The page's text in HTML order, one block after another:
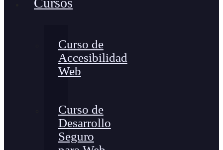
Curso de
Accesibilidad
Web
Curso de
Desarrollo
Seguro